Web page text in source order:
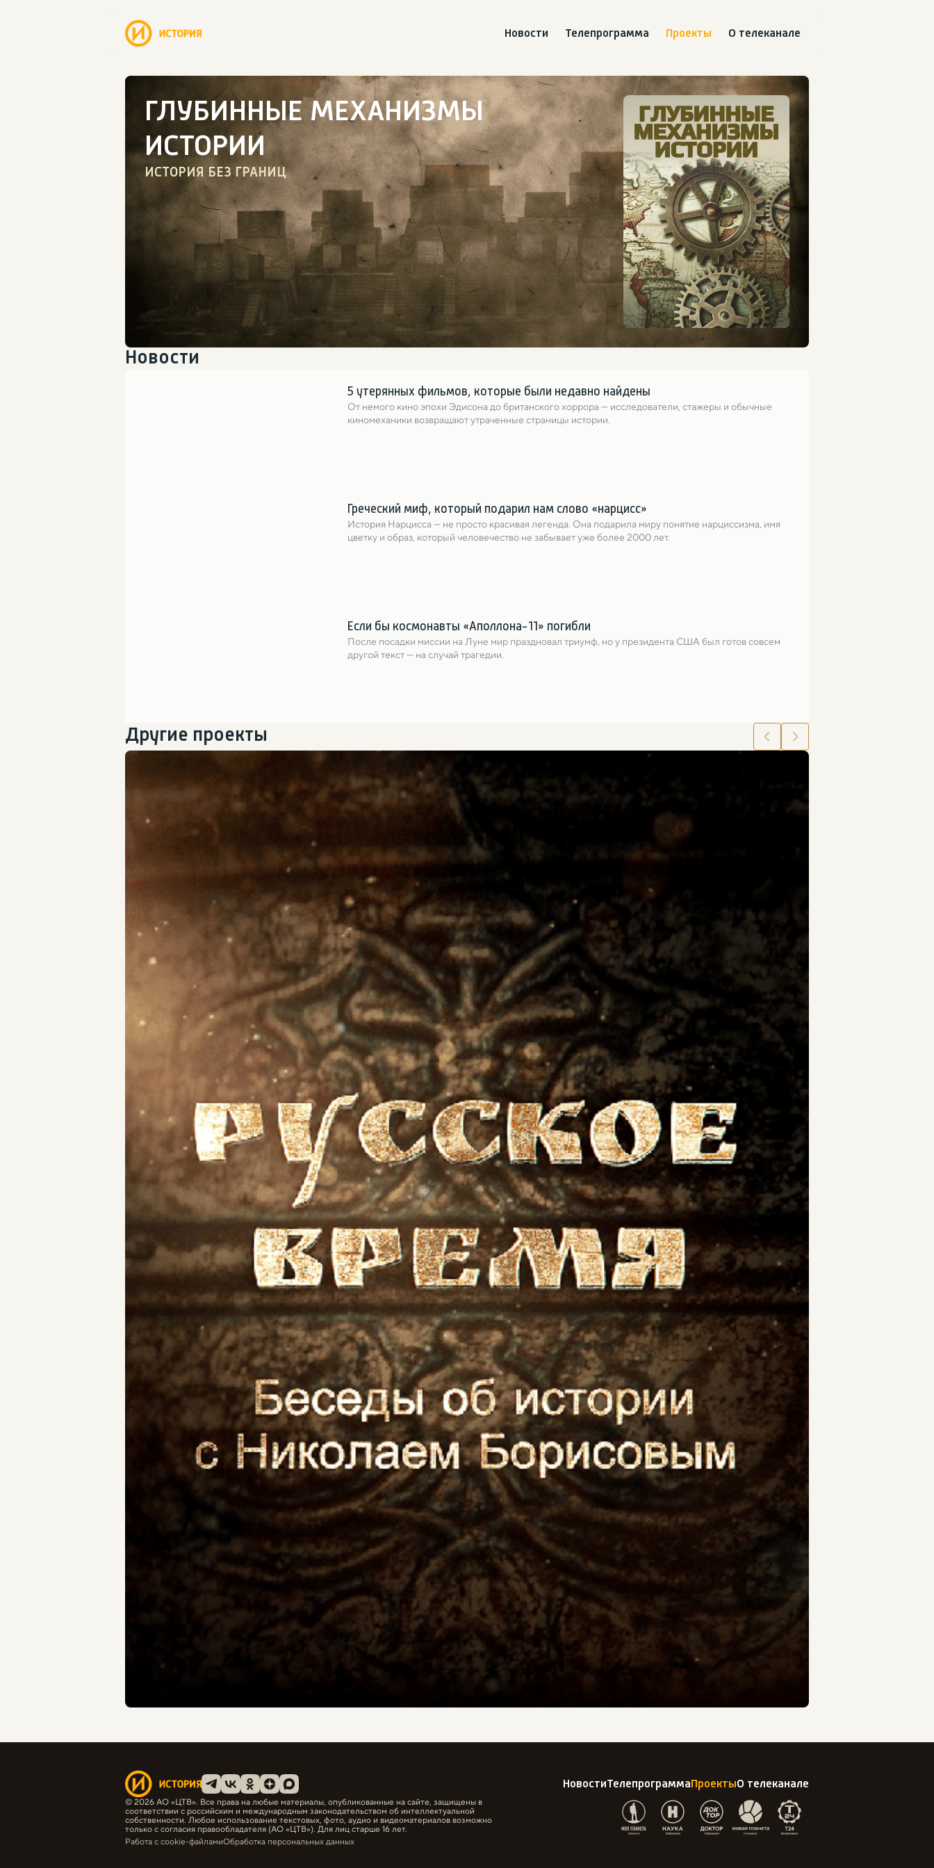
Новости Телепрограмма Проекты О телеканале
ГЛУБИННЫЕ МЕХАНИЗМЫ
ИСТОРИИ
ИСТОРИЯ БЕЗ ГРАНИЦ
Новости
5 утерянных фильмов, которые были недавно найдены
От немого кино эпохи Эдисона до британского хоррора — исследователи, стажеры и обычные
киномеханики возвращают утраченные страницы истории.
Греческий миф, который подарил нам слово «нарцисс»
История Нарциссa — не просто красивая легенда. Она подарила миру понятие нарциссизма, имя
цветку и образ, который человечество не забывает уже более 2000 лет.
Если бы космонавты «Аполлона-11» погибли
После посадки миссии на Луне мир праздновал триумф, но у президента США был готов совсем
другой текст — на случай трагедии.
Другие проекты
НовостиТелепрограмма ПроектыО телеканале
© 2026 АО «ЦТВ». Все права на любые материалы, опубликованные на сайте, защищены в
соответствии с российским и международным законодательством об интеллектуальной
собственности. Любое использование текстовых, фото, аудио и видеоматериалов возможно
только с согласия правообладателя (АО «ЦТВ»). Для лиц старше 16 лет.
Работа с cookie-файламиОбработка персональных данных